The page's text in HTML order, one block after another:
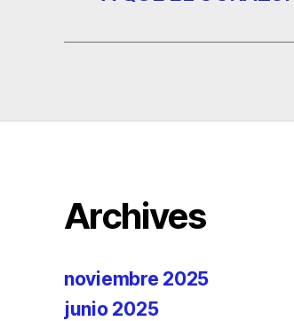
Archives
noviembre 2025
junio 2025